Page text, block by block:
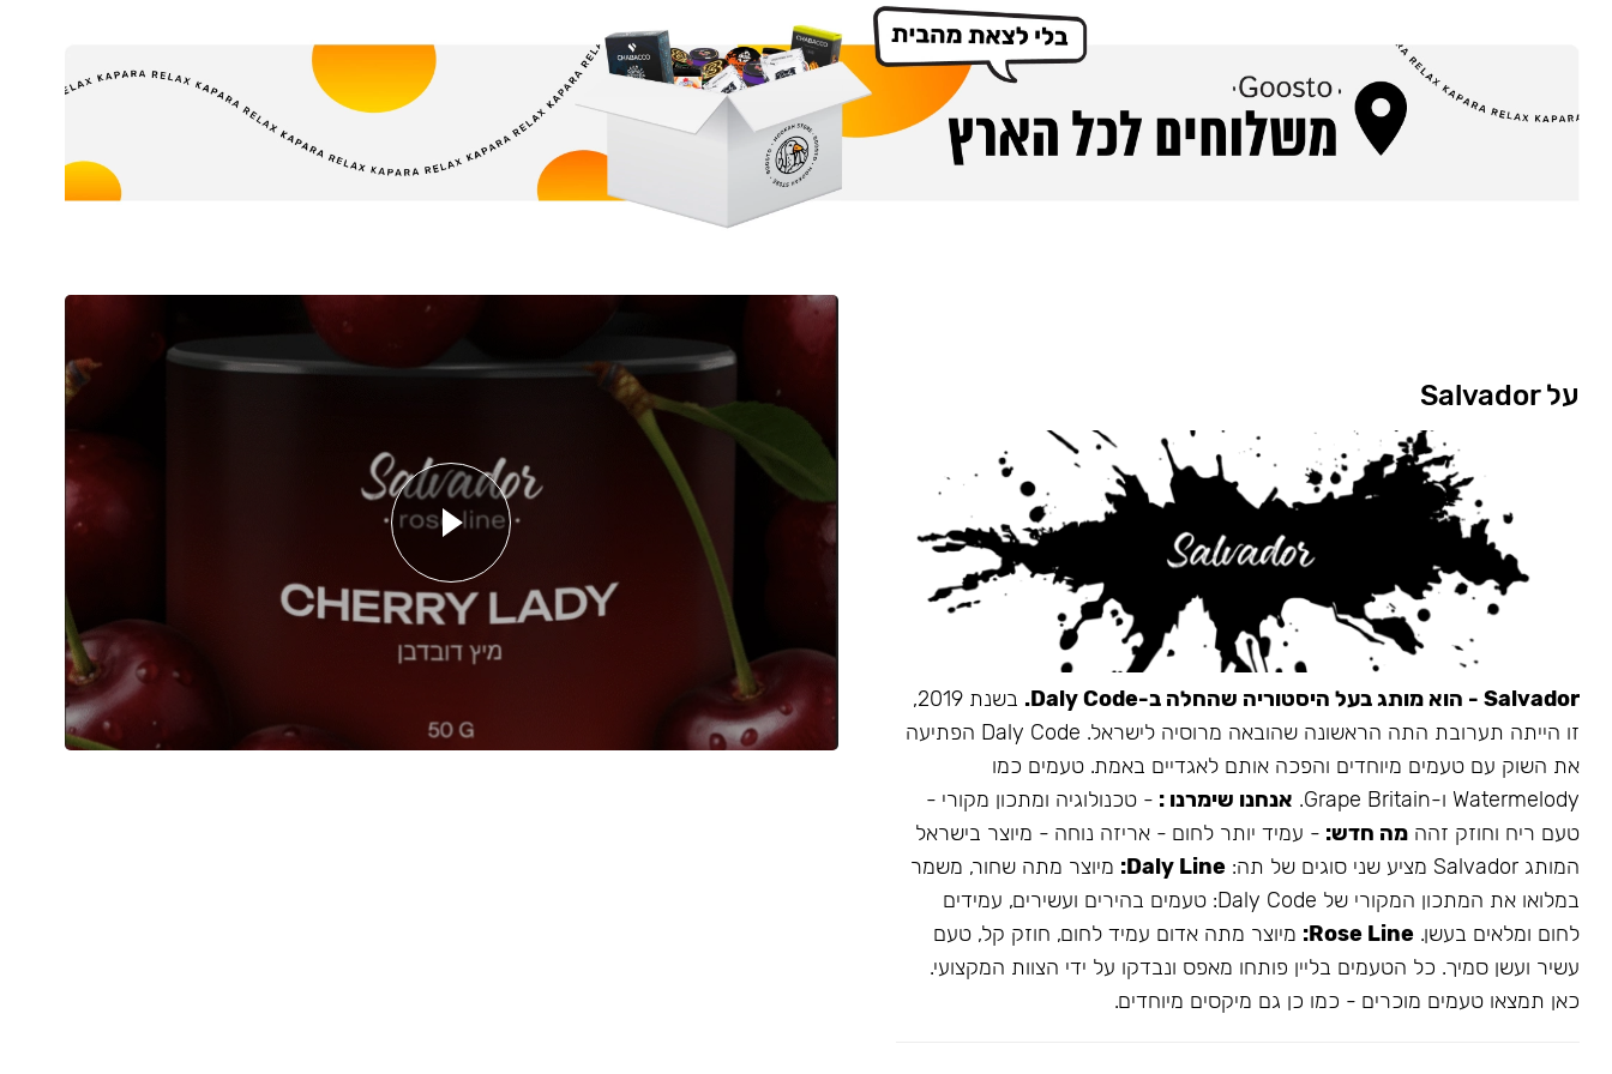
על Salvador
Salvador - הוא מותג בעל היסטוריה שהחלה ב-Daly Code.
בשנת 2019,
זו הייתה תערובת התה הראשונה שהובאה מרוסיה לישראל. Daly Code הפתיעה
את השוק עם טעמים מיוחדים והפכה אותם לאגדיים באמת. טעמים כמו
Watermelody ו-Grape Britain.
אנחנו שימרנו : - טכנולוגיה ומתכון מקורי -
טעם ריח וחוזק זהה מה חדש: - עמיד יותר לחום - אריזה נוחה - מיוצר בישראל
המותג Salvador מציע שני סוגים של תה:
Daly Line: מיוצר מתה שחור, משמר
במלואו את המתכון המקורי של Daly Code: טעמים בהירים ועשירים, עמידים
לחום ומלאים בעשן. Rose Line: מיוצר מתה אדום עמיד לחום, חוזק קל, טעם
עשיר ועשן סמיך. כל הטעמים בליין פותחו מאפס ונבדקו על ידי הצוות המקצועי.
כאן תמצאו טעמים מוכרים - כמו כן גם מיקסים מיוחדים.